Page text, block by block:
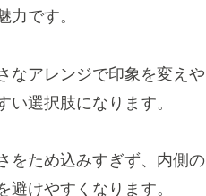
です。
なアレンジで印象を変えや
選択肢になります。
をため込みすぎず、内側の
けやすくなります。